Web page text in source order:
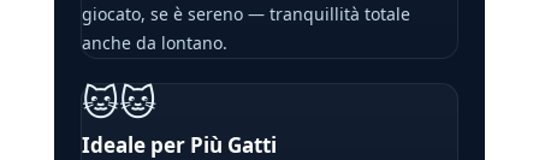
giocato, se è sereno — tranquillità totale
anche da lontano.
🐱🐱
Ideale per Più Gatti